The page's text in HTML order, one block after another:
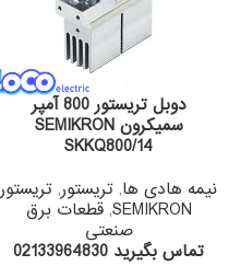
دوبل تریستور 800 آمپر
سمیکرون SEMIKRON
SKKQ800/14
نیمه هادی ها, تریستور, تریستور
SEMIKRON
,قطعات برق
صنعتی
تماس بگیرید 02133964830